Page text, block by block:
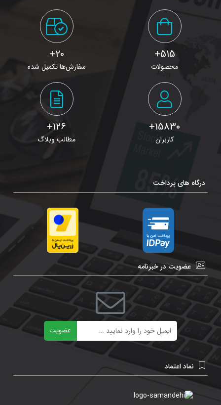
515+
محصولات
20+
سفارش‌ها تکمیل شده
15830+
کاربران
126+
مطالب وبلاگ
درگاه های پرداخت
عضویت در خبرنامه
عضویت
نماد اعتماد